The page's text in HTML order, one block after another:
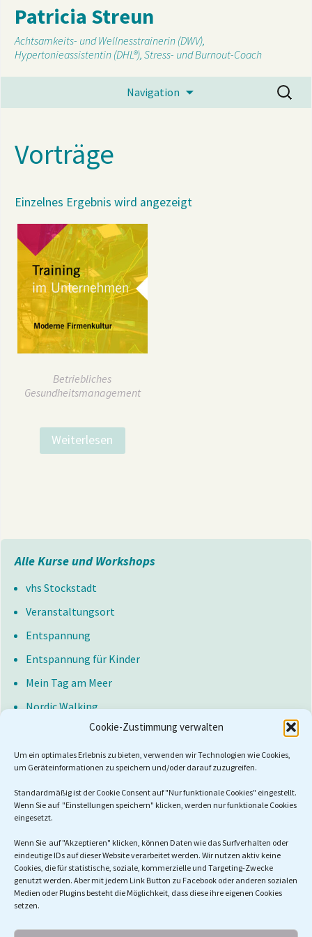
Cookie-Zustimmung verwalten
Um ein optimales Erlebnis zu bieten, verwenden wir Technologien wie Cookies,
um Geräteinformationen zu speichern und/oder darauf zuzugreifen.
Standardmäßig ist der Cookie Consent auf "Nur funktionale Cookies" eingestellt.
Wenn Sie auf "Einstellungen speichern" klicken, werden nur funktionale Cookies
eingesetzt.
Wenn Sie auf "Akzeptieren" klicken, können Daten wie das Surfverhalten oder
eindeutige IDs auf dieser Website verarbeitet werden. Wir nutzen aktiv keine
Cookies, die für statistische, soziale, kommerzielle und Targeting-Zwecke
genutzt werden. Aber mit jedem Link Button zu Facebook oder anderen sozialen
Medien oder Plugins besteht die Möglichkeit, dass diese ihre eigenen Cookies
setzen.
Patricia Streun
Achtsamkeits- und Wellnesstrainerin (DWV),
Hypertonieassistentin (DHL®), Stress- und Burnout-Coach
Navigation
Suchen
nach:
Vorträge
Einzelnes Ergebnis wird angezeigt
Betriebliches
Gesundheitsmanagement
Weiterlesen
Alle Kurse und Workshops
vhs Stockstadt
Veranstaltungsort
Entspannung
Entspannung für Kinder
Mein Tag am Meer
Nordic Walking
Herzgesundheit
Bluthochdruck
Vorträge
Wochenend Workshops
Suchen
nach: